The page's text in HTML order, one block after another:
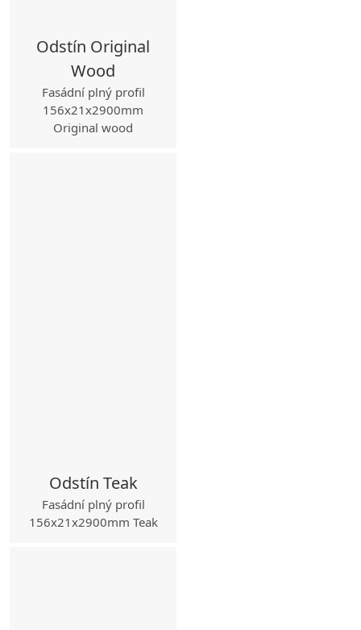
Odstín Original
Wood
Fasádní plný profil
156x21x2900mm
Original wood
Odstín Teak
Fasádní plný profil
156x21x2900mm Teak